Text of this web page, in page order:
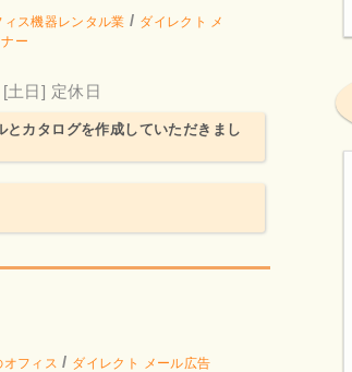
ィス機器レンタル業 / ダイレクト メ
ー
[土日] 定休日
とカタログを作成していただきまし
オフィス / ダイレクト メール広告